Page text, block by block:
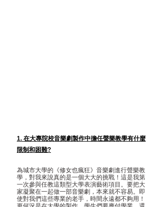
1. 在大專院校音樂劇製作中擔任聲樂教學有什麼
限制和困難?
為城市大學的《修女也瘋狂》音樂劇進行聲樂教
學，對我來說真的是一個大大的挑戰！這是我第
一次參與任教這類型大學表演藝術項目。要把大
家凝聚在一起做一部音樂劇，本來就不容易。即
使對我們這些專業的老手，時間永遠都不夠用！